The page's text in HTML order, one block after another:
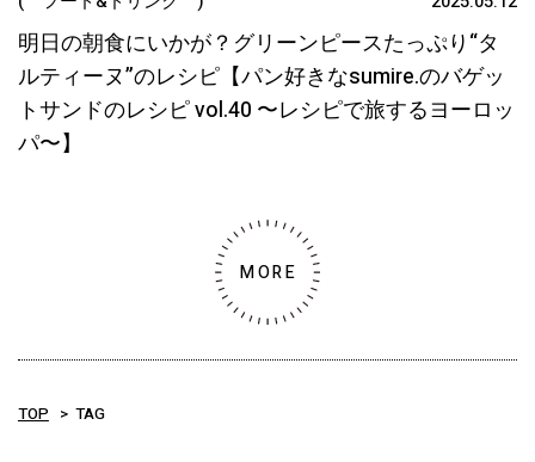
明日の朝食にいかが？グリーンピースたっぷり“タ
ルティーヌ”のレシピ【パン好きなsumire.のバゲッ
トサンドのレシピ vol.40 〜レシピで旅するヨーロッ
パ〜】
MORE
TOP TAG